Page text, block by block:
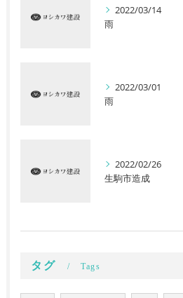
2022/03/14
雨
2022/03/01
雨
2022/02/26
生駒市造成
タグ Tags